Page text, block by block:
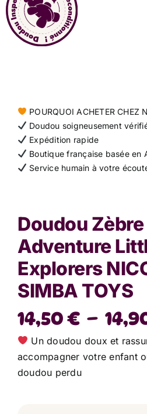
Contact
POURQUOI ACHETER CHEZ
Doudou soigneusement
Expédition rapide
Boutique française basée en
Service humain à votre
Doudou
Adventure
Explorers
SIMBA TOYS
14,50€ –
Un doudou doux et
accompagner votre enfant
doudou perdu